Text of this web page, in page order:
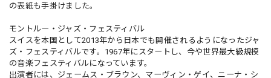
の表紙も手掛けました。
モントルー・ジャズ・フェスティバル
スイスを本国として2013年から日本でも開催されるようになったジャ
ズ・フェスティバルです。1967年にスタートし、今や世界最大級規模
の音楽フェスティバルになっています。
出演者には、ジェームス・ブラウン、マーヴィン・ゲイ、ニーナ・シ